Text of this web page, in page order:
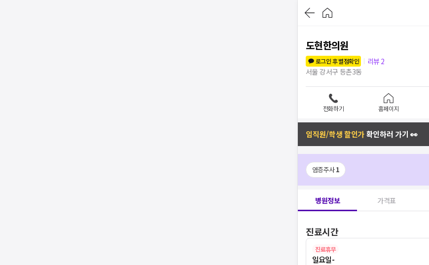
도현한의원
로그인 후 별점확인
리뷰 2
서울 강서구 등촌3동
전화하기 홈페이지
임직원/학생 할인가확인하러 가기 👀
염증주사1
병원정보 가격표
진료시간
진료휴무
일요일-